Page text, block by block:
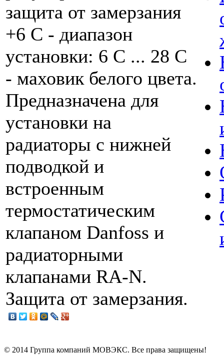
защита от замерзания
+6 C - диапазон
установки: 6 C ... 28 C
- маховик белого цвета.
Предназначена для
установки на
радиаторы c нижней
подводкой и
встроенным
термостатическим
клапаном Danfoss и
радиаторными
клапанами RA-N.
Защита от замерзания.
© 2014 Группа компаний МОВЭКС. Все права защищены!